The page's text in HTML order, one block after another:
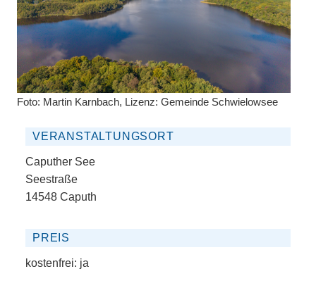
Foto: Martin Karnbach, Lizenz: Gemeinde Schwielowsee
VERANSTALTUNGSORT
Caputher See
Seestraße
14548 Caputh
PREIS
kostenfrei: ja